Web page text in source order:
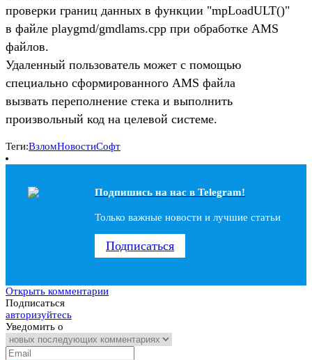
проверки границ данных в функции "mpLoadULT()"
в файле playgmd/gmdlams.cpp при обработке AMS
файлов.
Удаленный пользователь может с помощью
специально сформированного AMS файла
вызвать переполнение стека и выполнить
произвольный код на целевой системе.
Теги:ВзломНовостиСофт
Подпишись на наc в Telegram!
Только важные новости и лучшие статьи
Подписаться
Открыть комментарии
Подписаться
авторизуйтесь
Уведомить о